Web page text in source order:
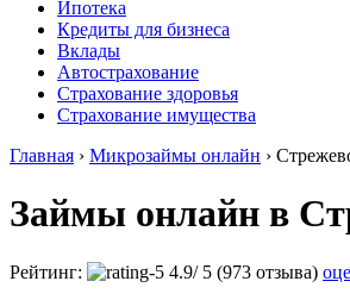
Ипотека
Кредиты для бизнеса
Вклады
Автострахование
Страхование здоровья
Страхование имущества
Главная › Микрозаймы онлайн ›
Займы онлайн в
Рейтинг: 4.9/ 5 (973 отзыва)